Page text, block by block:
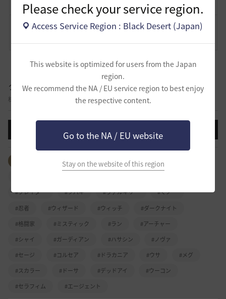
Please check your service region.
Access Service Region : Black Desert (Japan)
This website is optimized for users from the Japan
region.
We recommend the NA / EU service region to best enjoy
the respective content.
Go to the NA / EU website
Stay on the website of this region
コメント0 通報 コメント
クラス攻略
様々なクラスのスキル、外見、特徴など自由に攻略を共有する掲示板です。
#ウォーリア
#レンジャー
#ブレイダー
#ツバキ #ヴァルキリー
#くノ一
#忍者
#ウィザード #ウィッチ
#ダークナイト
#格闘家
#ミスティック #ラン
#アーチャー
#シャイ
#ガーディアン #ハサシン
#ノヴァ
#セージ
#コルセア #ドラカニア #ウサ
#メグ
#スカラー
#ドーサ #デッドアイ
#ウーコン
#セラフィム
#エージェント